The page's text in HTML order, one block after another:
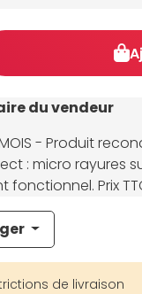
du vendeur
- Produit
: micro rayures
fonctionnel. Prix
de livraison